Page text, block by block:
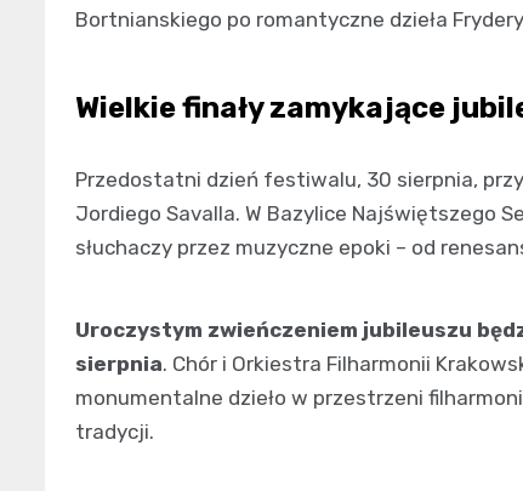
Bortnianskiego po romantyczne dzieła
Wielkie finały zamykające
Przedostatni dzień festiwalu, 30 sierpnia,
Jordiego Savalla. W Bazylice Najświętszego
słuchaczy przez muzyczne epoki – od
Uroczystym zwieńczeniem jubileuszu
sierpnia. Chór i Orkiestra Filharmonii
monumentalne dzieło w przestrzeni
tradycji.